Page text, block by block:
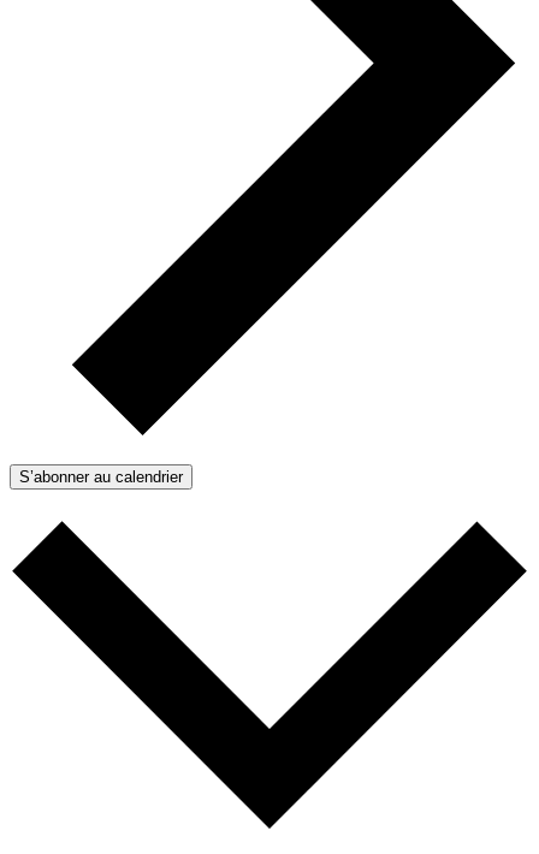
S’abonner au calendrier